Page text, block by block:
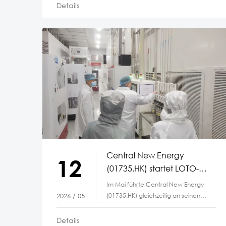
Details
12
2026 / 05
Central New Energy
(01735.HK) startet LOTO-
Sicherheitsinitiative an
seinen
Produktionsstandorten
Im Mai führte Central New Energy
(01735.HK) gleichzeitig an seinen
Photovoltaik-Produktionsstandorten
Details